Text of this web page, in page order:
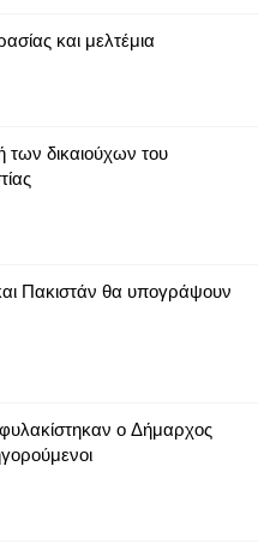
και μελτέμια
δικαιούχων του
Πακιστάν θα υπογράψουν
ο Δήμαρχος